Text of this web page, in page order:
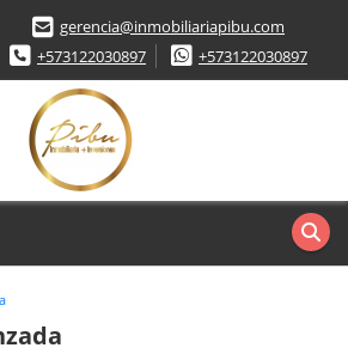
gerencia@inmobiliariapibu.com
+573122030897
+573122030897